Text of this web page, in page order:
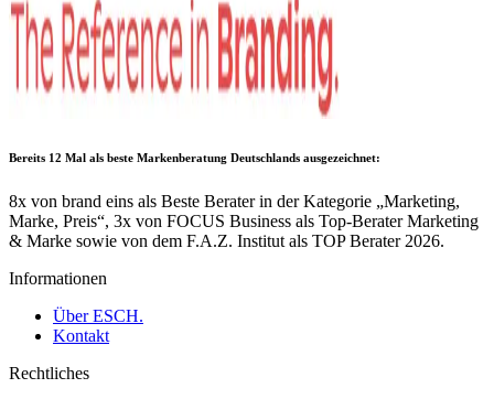
Bereits 12 Mal als beste Markenberatung Deutschlands ausgezeichnet:
8x von brand eins als Beste Berater in der Kategorie „Marketing,
Marke, Preis“, 3x von FOCUS Business als Top-Berater Marketing
& Marke sowie von dem F.A.Z. Institut als TOP Berater 2026.
Informationen
Über ESCH.
Kontakt
Rechtliches